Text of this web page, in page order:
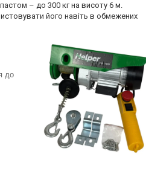
– до 300 кг на висоту 6 м.
його навіть в обмежених
до